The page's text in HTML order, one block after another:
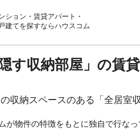
ション・賃貸アパート・
建てを探すならハウスコム
す収納部屋」の賃
収納スペースのある「全居室
が物件の特徴をもとに独自で行なっ